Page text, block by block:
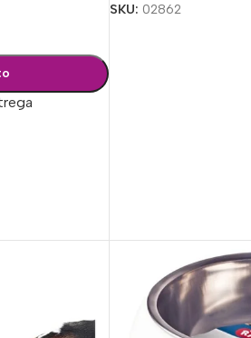
SKU: 02862